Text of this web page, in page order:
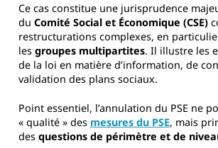
Ce cas constitue une jurisprudence
du Comité Social et Économique (CSE)
restructurations complexes, en
les groupes multipartites. Il illustre les
de la loi en matière d’information, de
validation des plans sociaux.
Point essentiel, l’annulation du PSE ne
« qualité » des mesures du PSE, mais
des questions de périmètre et de